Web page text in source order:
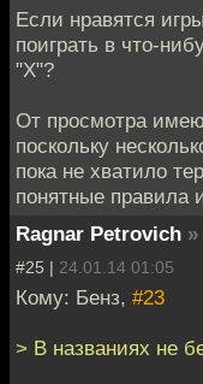
Если нравятся
поиграть в что-
"X"?
От просмотра
поскольку
пока не хватило
понятные правила
Ragnar Petrovich »
#25 | 24.01.14 01:05
Кому: Бенз, #23
> В названиях не